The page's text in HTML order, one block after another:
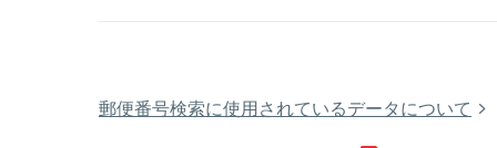
郵便番号検索に使用されているデータについて